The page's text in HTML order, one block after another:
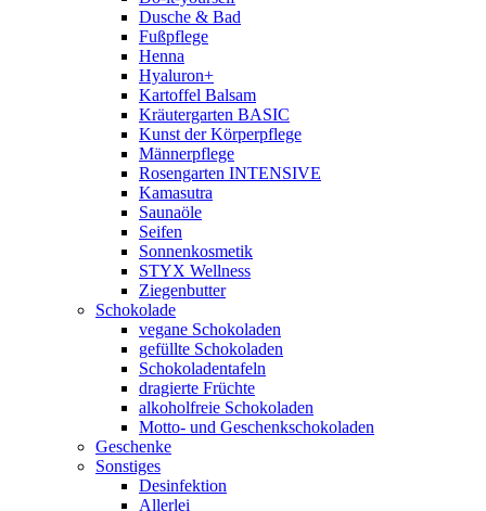
Dusche & Bad
Fußpflege
Henna
Hyaluron+
Kartoffel Balsam
Kräutergarten BASIC
Kunst der Körperpflege
Männerpflege
Rosengarten INTENSIVE
Kamasutra
Saunaöle
Seifen
Sonnenkosmetik
STYX Wellness
Ziegenbutter
Schokolade
vegane Schokoladen
gefüllte Schokoladen
Schokoladentafeln
dragierte Früchte
alkoholfreie Schokoladen
Motto- und Geschenkschokoladen
Geschenke
Sonstiges
Desinfektion
Allerlei